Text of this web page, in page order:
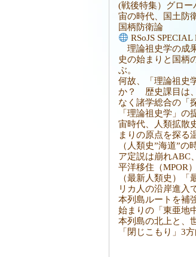
(戦後特集）グロ
宙の時代、国土防
国柄防衛論
RSoJS SPECIAL
理論祖史学の成
史の始まりと国柄
ぶ。
何故、「理論祖史
か？ 歴史課目は
なく諸学総合の「
「理論祖史学」
宙時代、人類拡散
まりの原点を探る
（人類史”海道”の
ア定説は崩れABC
平洋移住（MPOR
（最新人類史）「
リカ人の沿岸進入
本列島ルートを補
始まりの「東亜地
本列島の北上と、
「閉じこもり」3